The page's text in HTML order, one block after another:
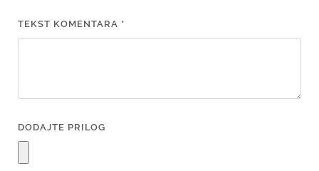
TEKST KOMENTARA *
DODAJTE PRILOG